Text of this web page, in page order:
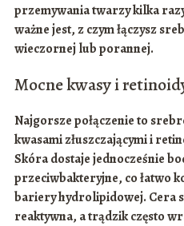
przemywania twarzy kilka
ważne jest, z czym łączysz
wieczornej lub porannej.
Mocne kwasy i
Najgorsze połączenie to
kwasami złuszczającymii
Skóra dostaje jednocześnie
przeciwbakteryjne, co łatwo
bariery hydrolipidowej. Cera
reaktywna, a trądzik często